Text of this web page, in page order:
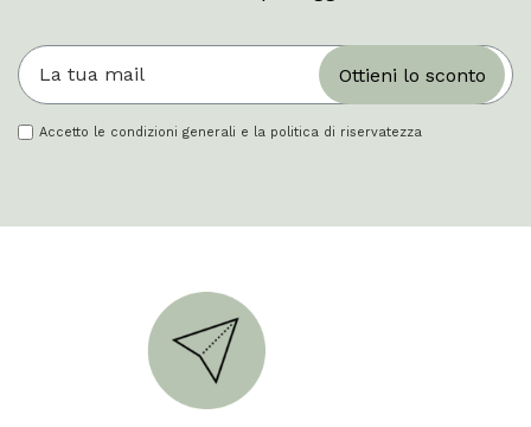
Ottieni lo sconto
Accetto le condizioni generali e la politica di riservatezza